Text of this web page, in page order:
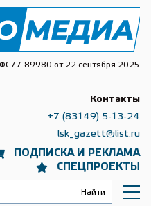
89980 от 22 сентября 2025
ПОДПИСКА И РЕКЛАМА
СПЕЦПРОЕКТЫ
Контакты
+7 (83149) 5-13-24
lsk_gazett@list.ru